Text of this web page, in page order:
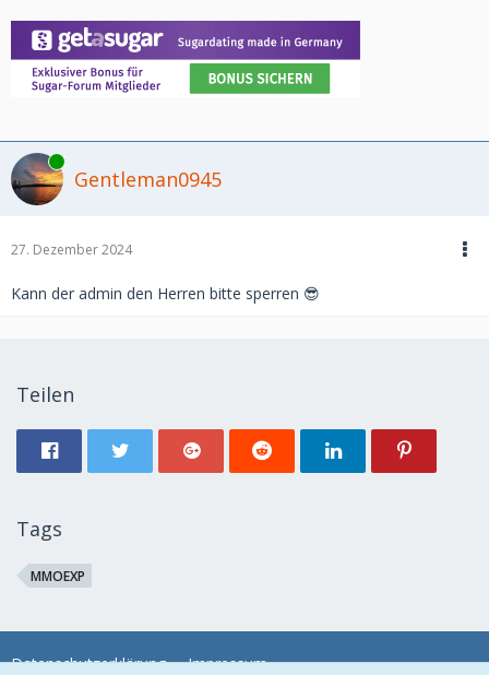
Online
Gentleman0945
27. Dezember 2024
Kann der admin den Herren bitte sperren 😎
Teilen
Tags
MMOEXP
Datenschutzerklärung Impressum